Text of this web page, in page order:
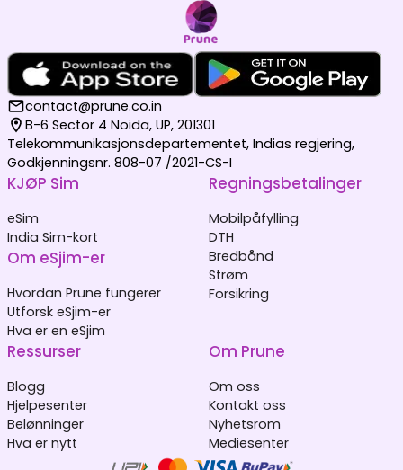
contact@prune.co.in
B-6 Sector 4 Noida, UP, 201301
Telekommunikasjonsdepartementet, Indias regjering,
Godkjenningsnr. 808-07 /2021-CS-I
KJØP Sim
eSim
India Sim-kort
Om eSjim-er
Hvordan Prune fungerer
Utforsk eSjim-er
Hva er en eSjim
Regningsbetalinger
Mobilpåfylling
DTH
Bredbånd
Strøm
Forsikring
Ressurser
Blogg
Hjelpesenter
Belønninger
Hva er nytt
Om Prune
Om oss
Kontakt oss
Nyhetsrom
Mediesenter